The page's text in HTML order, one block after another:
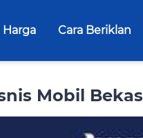
Harga Cara Beriklan
Mobil Bekas